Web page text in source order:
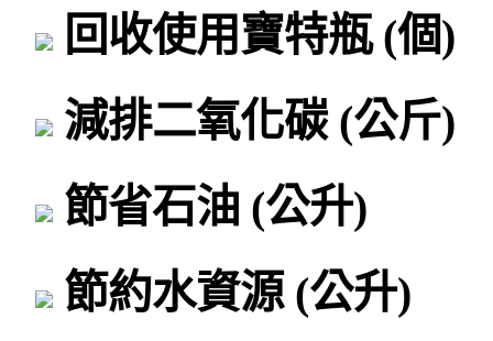
回收使用寶特瓶 (個)
減排二氧化碳 (公斤)
節省石油 (公升)
節約水資源 (公升)